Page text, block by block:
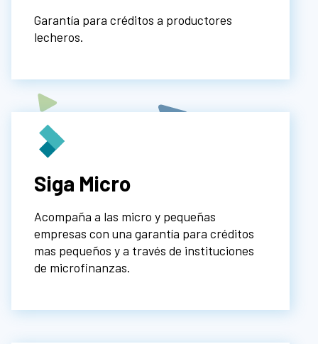
Garantía para créditos a productores
lecheros.
Siga Micro
Acompaña a las micro y pequeñas
empresas con una garantía para créditos
mas pequeños y a través de instituciones
de microfinanzas.